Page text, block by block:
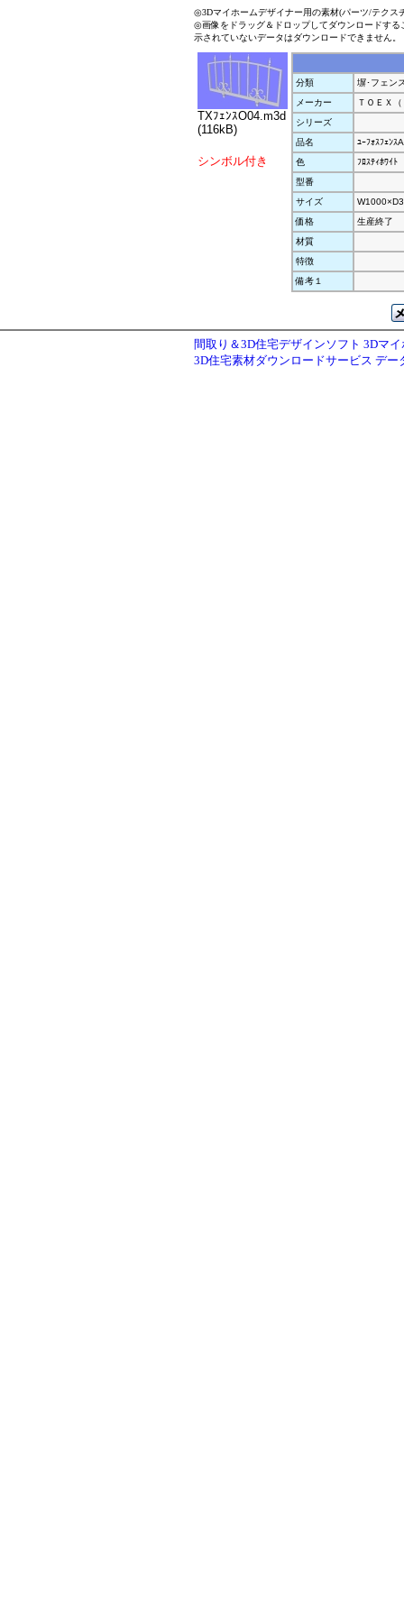
◎3Dマイホームデザイナー用の素材(パーツ/テクス
◎画像をドラッグ＆ドロップしてダウンロードす
示されていないデータはダウンロードできません。
TXﾌｪﾝｽO04.m3d
(116kB)
シンボル付き
分類
塀･フェン
メーカー
ＴＯＥＸ
シリーズ
品名
ﾕｰﾌｫｽﾌｪﾝｽ
色
ﾌﾛｽﾃｨﾎﾜｲﾄ
型番
サイズ
価格
生産終了
材質
特徴
備考１
間取り＆3D住宅デザインソフト 3Dマ
3D住宅素材ダウンロードサービス デー